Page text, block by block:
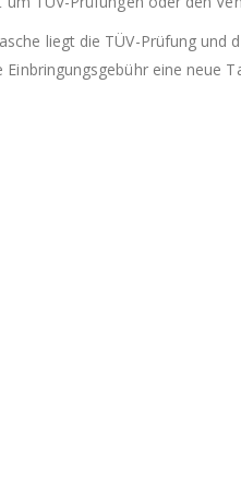
liegt die TÜV-Prüfung und
eine neue